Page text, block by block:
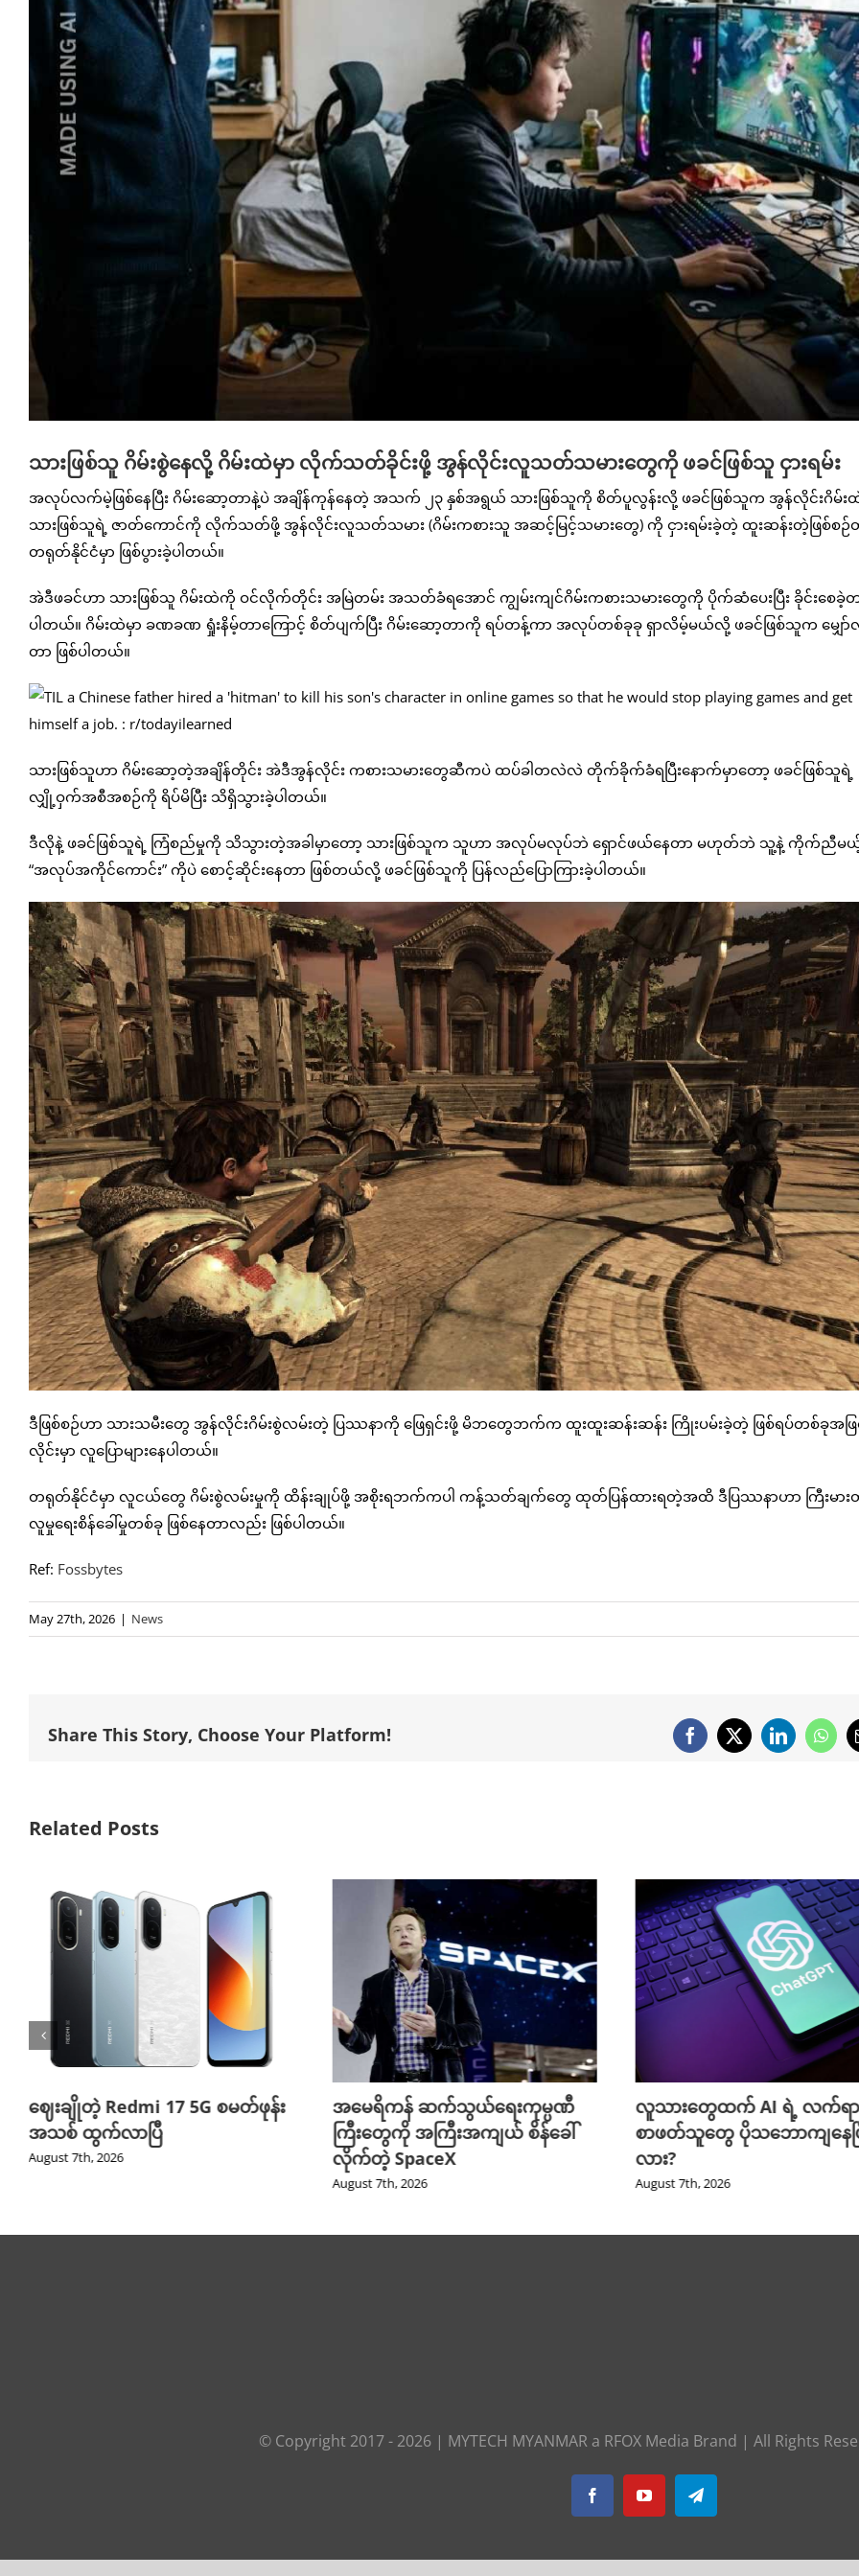
သားဖြစ်သူ ဂိမ်းစွဲနေလို့ ဂိမ်းထဲမှာ လိုက်သတ်ခိုင်းဖို့ အွန်လိုင်းလူသတ်သမားတွေကို ဖခင်ဖြစ်သူ ငှားရမ်း
အလုပ်လက်မဲ့ဖြစ်နေပြီး ဂိမ်းဆော့တာနဲ့ပဲ အချိန်ကုန်နေတဲ့ အသက် ၂၃ နှစ်အရွယ် သားဖြစ်သူကို စိတ်ပူလွန်းလို့ ဖခင်ဖြစ်သူက အွန်လိုင်းဂိမ်း
သားဖြစ်သူရဲ့ ဇာတ်ကောင်ကို လိုက်သတ်ဖို့ အွန်လိုင်းလူသတ်သမား (ဂိမ်းကစားသူ အဆင့်မြင့်သမားတွေ) ကို ငှားရမ်းခဲ့တဲ့ ထူးဆန်းတဲ့ဖြစ်စဉ်
တရုတ်နိုင်ငံမှာ ဖြစ်ပွားခဲ့ပါတယ်။
အဲဒီဖခင်ဟာ သားဖြစ်သူ ဂိမ်းထဲကို ဝင်လိုက်တိုင်း အမြဲတမ်း အသတ်ခံရအောင် ကျွမ်းကျင်ဂိမ်းကစားသမားတွေကို ပိုက်ဆံပေးပြီး ခိုင်းစေခဲ့တ
ပါတယ်။ ဂိမ်းထဲမှာ ခဏခဏ ရှုံးနိမ့်တာကြောင့် စိတ်ပျက်ပြီး ဂိမ်းဆော့တာကို ရပ်တန့်ကာ အလုပ်တစ်ခုခု ရှာလိမ့်မယ်လို့ ဖခင်ဖြစ်သူက မျှော်
တာ ဖြစ်ပါတယ်။
သားဖြစ်သူဟာ ဂိမ်းဆော့တဲ့အချိန်တိုင်း အဲဒီအွန်လိုင်း ကစားသမားတွေဆီကပဲ ထပ်ခါတလဲလဲ တိုက်ခိုက်ခံရပြီးနောက်မှာတော့ ဖခင်ဖြစ်သူရဲ့
လျှို့ဝှက်အစီအစဉ်ကို ရိပ်မိပြီး သိရှိသွားခဲ့ပါတယ်။
ဒီလိုနဲ့ ဖခင်ဖြစ်သူရဲ့ ကြံစည်မှုကို သိသွားတဲ့အခါမှာတော့ သားဖြစ်သူက သူဟာ အလုပ်မလုပ်ဘဲ ရှောင်ဖယ်နေတာ မဟုတ်ဘဲ သူ့နဲ့ ကိုက်ညီမ
“အလုပ်အကိုင်ကောင်း” ကိုပဲ စောင့်ဆိုင်းနေတာ ဖြစ်တယ်လို့ ဖခင်ဖြစ်သူကို ပြန်လည်ပြောကြားခဲ့ပါတယ်။
ဒီဖြစ်စဉ်ဟာ သားသမီးတွေ အွန်လိုင်းဂိမ်းစွဲလမ်းတဲ့ ပြဿနာကို ဖြေရှင်းဖို့ မိဘတွေဘက်က ထူးထူးဆန်းဆန်း ကြိုးပမ်းခဲ့တဲ့ ဖြစ်ရပ်တစ်ခုအဖ
လိုင်းမှာ လူပြောများနေပါတယ်။
တရုတ်နိုင်ငံမှာ လူငယ်တွေ ဂိမ်းစွဲလမ်းမှုကို ထိန်းချုပ်ဖို့ အစိုးရဘက်ကပါ ကန့်သတ်ချက်တွေ ထုတ်ပြန်ထားရတဲ့အထိ ဒီပြဿနာဟာ ကြီးမား
လူမှုရေးစိန်ခေါ်မှုတစ်ခု ဖြစ်နေတာလည်း ဖြစ်ပါတယ်။
Ref: Fossbytes
May 27th, 2026 | News
Share This Story, Choose Your Platform! Facebook
X LinkedIn
Related Posts
ဈေးချိုတဲ့ Redmi 17 5G စမတ်ဖုန်း
အသစ် ထွက်လာပြီ
August 7th, 2026
အမေရိကန် ဆက်သွယ်ရေးကုမ္ပဏီ
ကြီးတွေကို အကြီးအကျယ် စိန်ခေါ်
လိုက်တဲ့ SpaceX
August 7th, 2026
လူသားတွေထက် AI ရဲ့ လက်ရ
စာဖတ်သူတွေ ပိုသဘောကျနေပ
လား?
August 7th, 2026
© Copyright 2017 - 2026| MYTECH MYANMARa RFOX Media Brand | All Rights
FacebookYouTubeTelegram